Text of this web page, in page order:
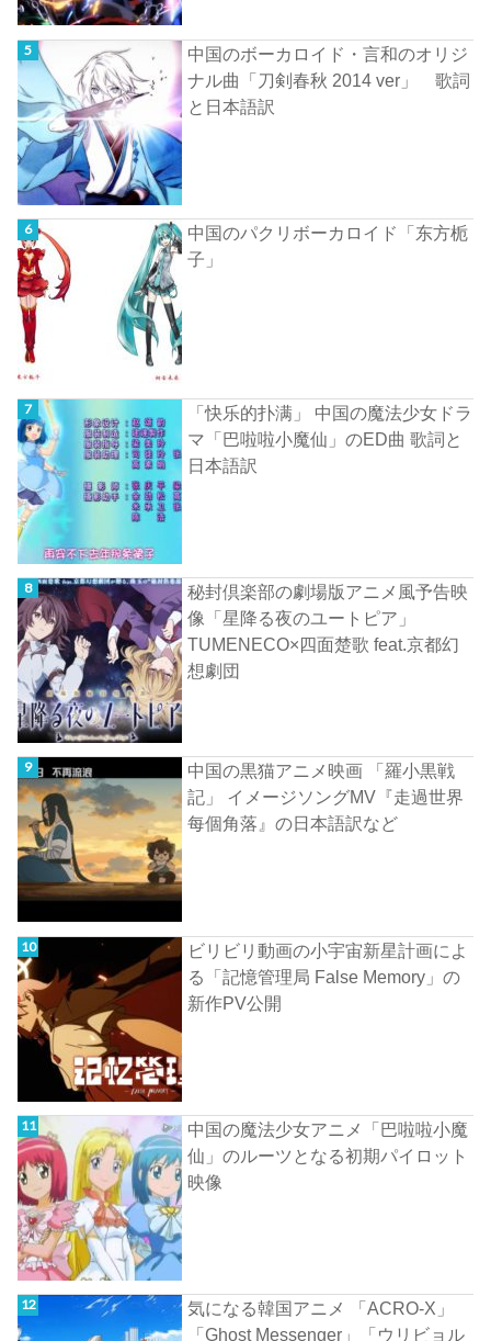
中国のボーカロイド・言和のオリジ
ナル曲「刀剣春秋 2014 ver」 歌詞
と日本語訳
中国のパクリボーカロイド「东方栀
子」
「快乐的扑满」 中国の魔法少女ドラ
マ「巴啦啦小魔仙」のED曲 歌詞と
日本語訳
秘封倶楽部の劇場版アニメ風予告映
像「星降る夜のユートピア」
TUMENECO×四面楚歌 feat.京都幻
想劇団
中国の黒猫アニメ映画 「羅小黒戦
記」 イメージソングMV『走過世界
每個角落』の日本語訳など
ビリビリ動画の小宇宙新星計画によ
る「記憶管理局 False Memory」の
新作PV公開
中国の魔法少女アニメ「巴啦啦小魔
仙」のルーツとなる初期パイロット
映像
気になる韓国アニメ 「ACRO-X」
「Ghost Messenger」「ウリビョル